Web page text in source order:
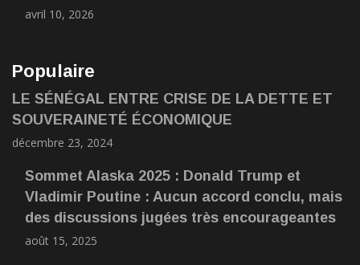
avril 10, 2026
Populaire
LE SÉNÉGAL ENTRE CRISE DE LA DETTE ET
SOUVERAINETÉ ÉCONOMIQUE
décembre 23, 2024
Sommet Alaska 2025 : Donald Trump et
Vladimir Poutine : Aucun accord conclu, mais
des discussions jugées très encourageantes
août 15, 2025